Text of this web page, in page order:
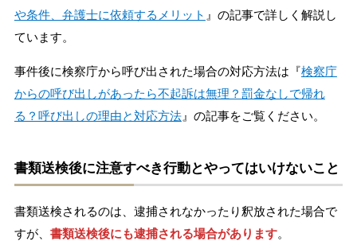
や条件、弁護士に依頼するメリット 』の記事で詳しく解説し
ています。
事件後に検察庁から呼び出された場合の対応方法は『検察庁
からの呼び出しがあったら不起訴は無理？罰金なしで帰れ
る？呼び出しの理由と対応方法』の記事をご覧ください。
書類送検後に注意すべき行動とやってはいけないこと
書類送検されるのは、逮捕されなかったり釈放された場合で
すが、 書類送検後にも逮捕される場合があります。